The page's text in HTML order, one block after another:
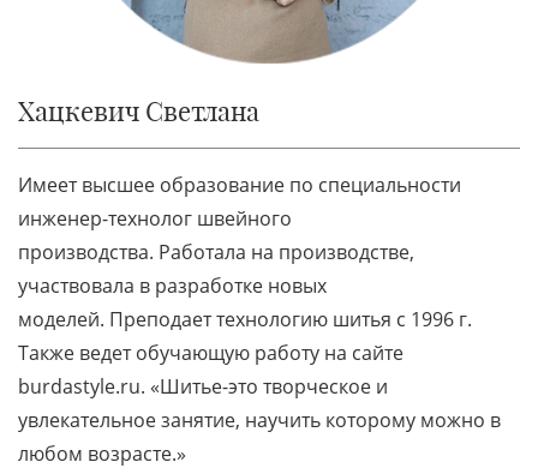
Хацкевич Светлана
Имеет высшее образование по специальности
инженер-технолог швейного
производства. Работала на производстве,
участвовала в разработке новых
моделей. Преподает технологию шитья с 1996 г.
Также ведет обучающую работу на сайте
burdastyle.ru. «Шитье-это творческое и
увлекательное занятие, научить которому можно в
любом возрасте.»